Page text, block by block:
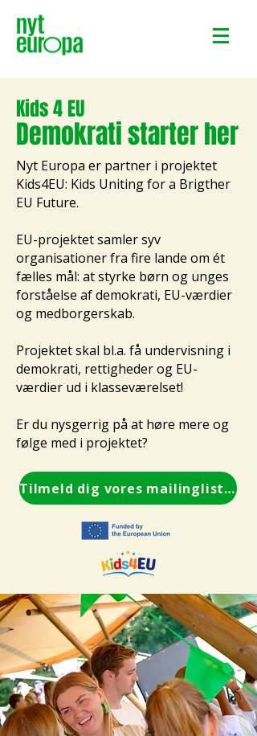
Kids 4 EU
Demokrati starter her
Nyt Europa er partner i projektet
Kids4EU: Kids Uniting for a Brigther
EU Future.
EU-projektet samler syv
organisationer fra fire lande om ét
fælles mål: at styrke børn og unges
forståelse af demokrati, EU-værdier
og medborgerskab.
Projektet skal bl.a. få undervisning i
demokrati, rettigheder og EU-
værdier ud i klasseværelset!
Er du nysgerrig på at høre mere og
følge med i projektet?
Tilmeld dig vores mailingliste her